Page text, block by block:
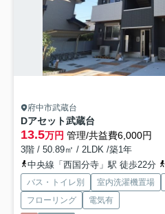
府中市武蔵台
Dアセット武蔵台
13.5万円 管理/共益費6,000円
3階 / 50.89㎡ / 2LDK /築1年
中央線「西国分寺」駅 徒歩22分
バス・トイレ別 室内洗濯機置場
フローリング
電気有